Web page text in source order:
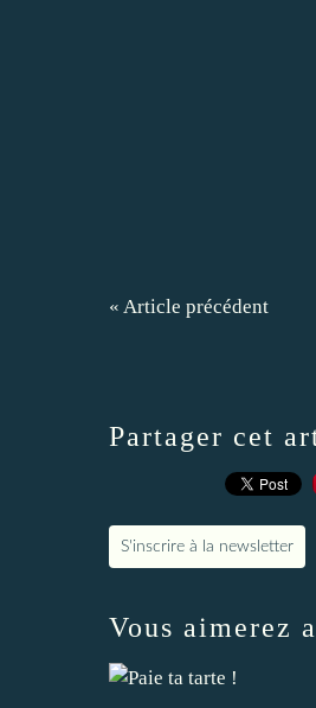
« Article précédent
Partager cet
S'inscrire à la newsletter
Vous aimerez